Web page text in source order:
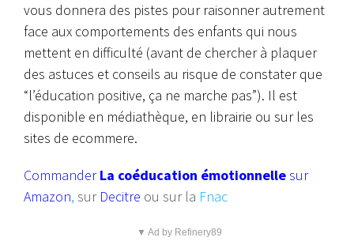
vous donnera des pistes pour raisonner autrement
face aux comportements des enfants qui nous
mettent en difficulté (avant de chercher à plaquer
des astuces et conseils au risque de constater que
“l’éducation positive, ça ne marche pas”). Il est
disponible en médiathèque, en librairie ou sur les
sites de ecommere.
CommanderLa coéducation émotionnellesur
Amazon, sur Decitre ou sur la Fnac
▼ Ad by Refinery89